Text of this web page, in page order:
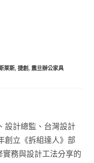
萊斯, 捷創, 震旦辦公家具
設計總監、台灣設計
創立《拆組達人》部
務與設計工法分享的